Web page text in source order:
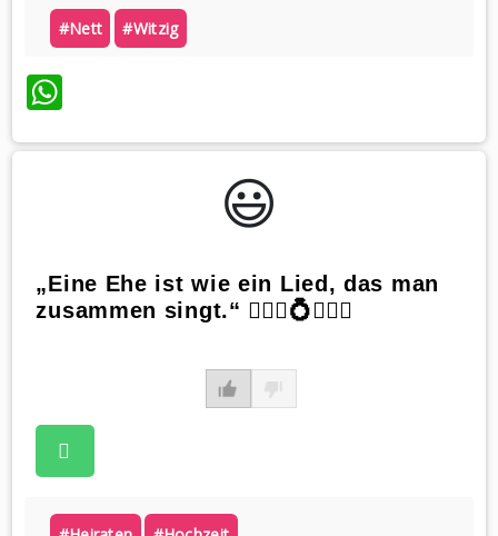
#nett #witzig
WhatsApp
😃️
„Eine Ehe ist wie ein Lied, das man
zusammen singt.“ 👰🏼‍♀️💍🤵🏼‍♂️